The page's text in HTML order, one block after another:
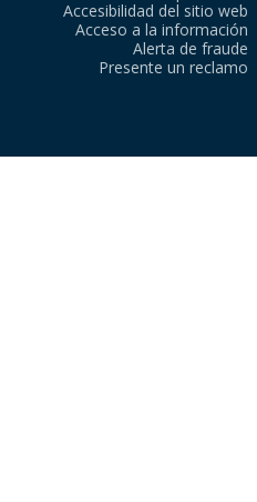
Accesibilidad del sitio web
Acceso a la información
Alerta de fraude
Presente un reclamo